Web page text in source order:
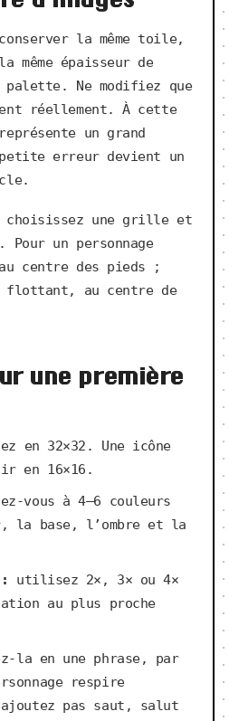
la même toile,
même épaisseur de
palette. Ne modifiez que
réellement. À cette
un grand
petite erreur devient un
une grille et
Pour un personnage
centre des pieds ;
flottant, au centre de
une première
en 32×32. Une icône
en 16×16.
vous à 4–6 couleurs
la base, l’ombre et la
utilisez 2×, 3× ou 4×
au plus proche
la en une phrase, par
respire
pas saut, salut